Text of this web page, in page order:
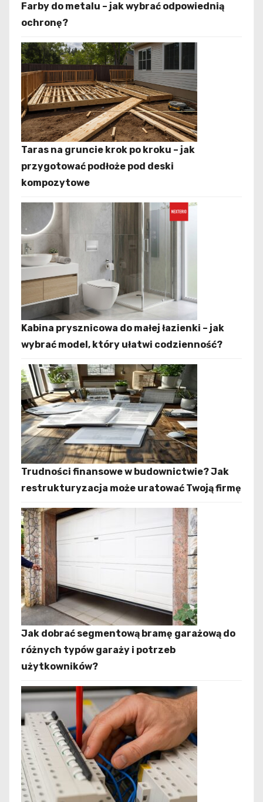
Farby do metalu – jak wybrać odpowiednią
ochronę?
Taras na gruncie krok po kroku – jak
przygotować podłoże pod deski
kompozytowe
Kabina prysznicowa do małej łazienki – jak
wybrać model, który ułatwi codzienność?
Trudności finansowe w budownictwie? Jak
restrukturyzacja może uratować Twoją firmę
Jak dobrać segmentową bramę garażową do
różnych typów garaży i potrzeb
użytkowników?